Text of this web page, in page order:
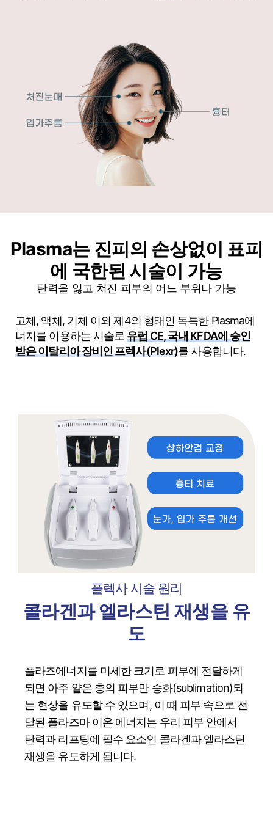
Plasma는 진피의 손상없이 표피
에 국한된 시술이 가능
탄력을 잃고 쳐진 피부의 어느 부위나 가능
고체, 액체, 기체 이외 제4의 형태인 독특한 Plasma에
너지를 이용하는 시술로유럽 CE, 국내 KFDA에 승인
받은 이탈리아 장비인 프렉사(Plexr)를 사용합니다.
플렉사 시술 원리
콜라겐과 엘라스틴 재생을 유
도
플라즈에너지를 미세한 크기로 피부에 전달하게
되면 아주 얕은 층의 피부만 승화(sublimation)되
는 현상을 유도할 수 있으며, 이 때 피부 속으로 전
달된 플라즈마 이온 에너지는 우리 피부 안에서
탄력과 리프팅에 필수 요소인 콜라겐과 엘라스틴
재생을 유도하게 됩니다.